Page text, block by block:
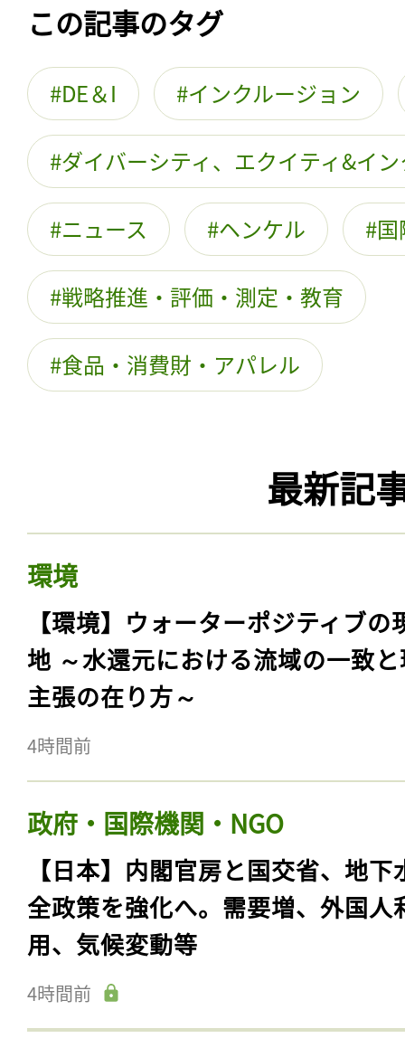
この記事のタグ
DE＆I インクルージョン
ダイバーシティ、エクイティ&イ
ニュース ヘンケル
戦略推進・評価・測定・教育
食品・消費財・アパレル
最新記
環境
【環境】ウォーターポジティブの
地 ～水還元における流域の一致
主張の在り方～
4時間前
政府・国際機関・NGO
【日本】内閣官房と国交省、地下
全政策を強化へ。需要増、外国人
用、気候変動等
4時間前